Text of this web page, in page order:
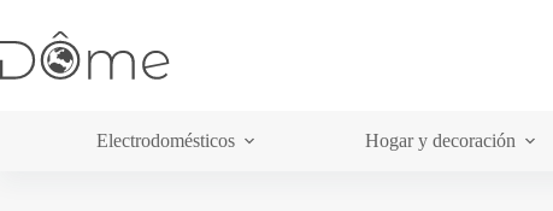
contenido
Electrodomésticos Hogar y decoración